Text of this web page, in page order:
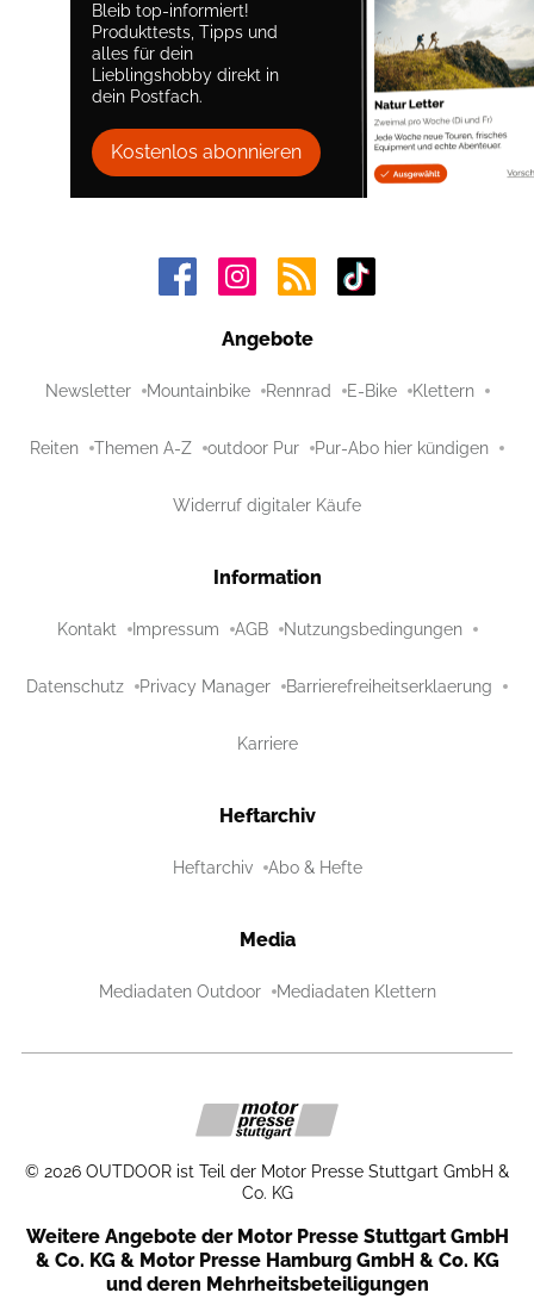
Bleib top-informiert!
Produkttests, Tipps und
alles für dein
Lieblingshobby direkt in
dein Postfach.
Kostenlos abonnieren
Angebote
Newsletter Mountainbike Rennrad E-Bike Klettern
Reiten Themen A-Z outdoor Pur Pur-Abo hier kündigen
Widerruf digitaler Käufe
Information
Kontakt Impressum AGB Nutzungsbedingungen
Datenschutz Privacy Manager Barrierefreiheitserklaerung
Karriere
Heftarchiv
Heftarchiv Abo & Hefte
Media
Mediadaten Outdoor Mediadaten Klettern
© 2026 OUTDOOR ist Teil der Motor Presse Stuttgart GmbH &
Co. KG
Weitere Angebote der Motor Presse Stuttgart GmbH
& Co. KG & Motor Presse Hamburg GmbH & Co. KG
und deren Mehrheitsbeteiligungen